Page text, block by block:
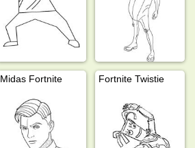
Midas Fortnite Fortnite Twistie